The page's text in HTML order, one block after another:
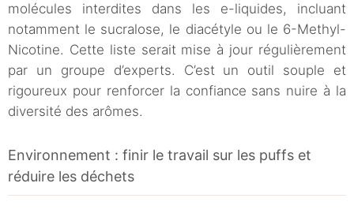
molécules interdites dans les e-liquides, incluant
notamment le sucralose, le diacétyle ou le 6-Methyl-
Nicotine. Cette liste serait mise à jour régulièrement
par un groupe d’experts. C’est un outil souple et
rigoureux pour renforcer la confiance sans nuire à la
diversité des arômes.
Environnement : finir le travail sur les puffs et
réduire les déchets